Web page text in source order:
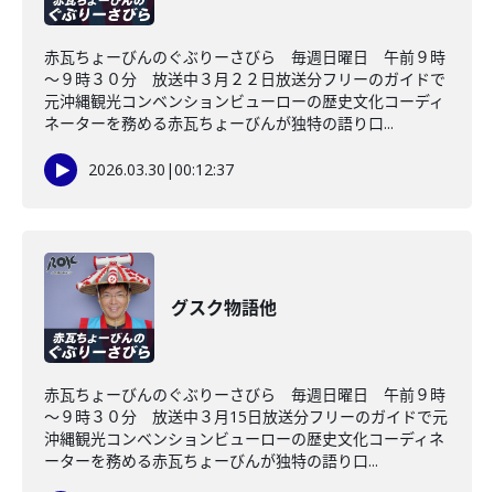
赤瓦ちょーびんのぐぶりーさびら 毎週日曜日 午前９時
～９時３０分 放送中３月２２日放送分フリーのガイドで
元沖縄観光コンベンションビューローの歴史文化コーディ
ネーターを務める赤瓦ちょーびんが独特の語り口...
2026.03.30 |00:12:37
グスク物語他
赤瓦ちょーびんのぐぶりーさびら 毎週日曜日 午前９時
～９時３０分 放送中３月15日放送分フリーのガイドで元
沖縄観光コンベンションビューローの歴史文化コーディネ
ーターを務める赤瓦ちょーびんが独特の語り口...